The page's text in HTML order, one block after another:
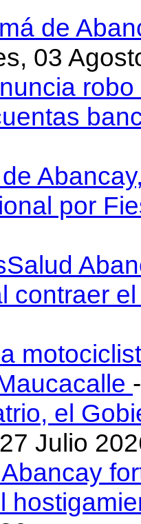
de
03
por
contraer
el
Julio